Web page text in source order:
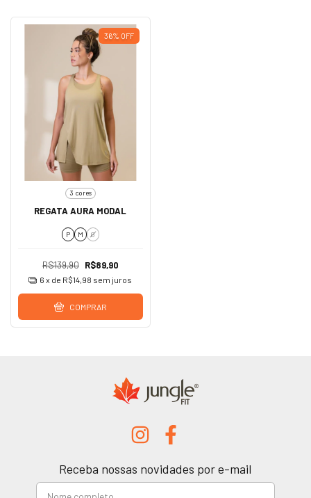
36% OFF
3 cores
REGATA AURA MODAL
P M G
R$139,90 R$89,90
6 x de R$14,98 sem juros
COMPRAR
Receba nossas novidades por e-mail